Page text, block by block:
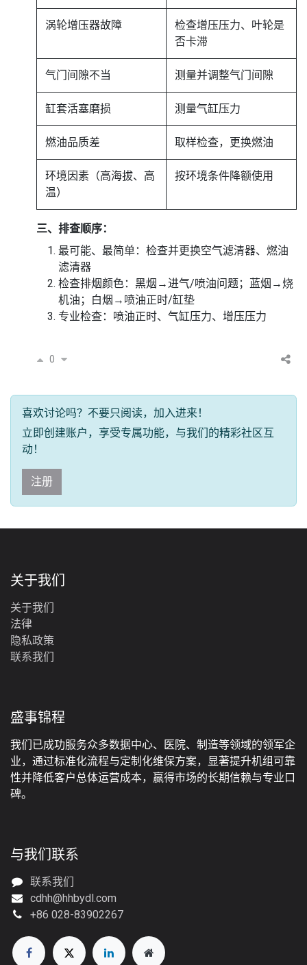
涡轮增压器故障
检查增压压力、叶轮是
否卡滞
气门间隙不当 测量并调整气门间隙
缸套活塞磨损 测量气缸压力
燃油品质差 取样检查，更换燃油
环境因素（高海拔、高
温）
按环境条件降额使用
三、排查顺序：
最可能、最简单：检查并更换空气滤清器、燃油
滤清器
检查排烟颜色：黑烟→进气/喷油问题；蓝烟→烧
机油；白烟→喷油正时/缸垫
专业检查：喷油正时、气缸压力、增压压力
0
喜欢讨论吗？不要只阅读，加入进来！
立即创建账户，享受专属功能，与我们的精彩社区互
动！
注册
关于我们
关于我们
法律
‎隐私政策‎
联系我们
盛事锦程
我们已成功服务众多数据中心、医院、制造等领域的领军企
业，通过标准化流程与定制化维保方案，显著提升机组可靠
性并降低客户总体运营成本，赢得市场的长期信赖与专业口
碑。
与我们联系
联系我们
cdhh@hhbydl.com
+86 028-83902267